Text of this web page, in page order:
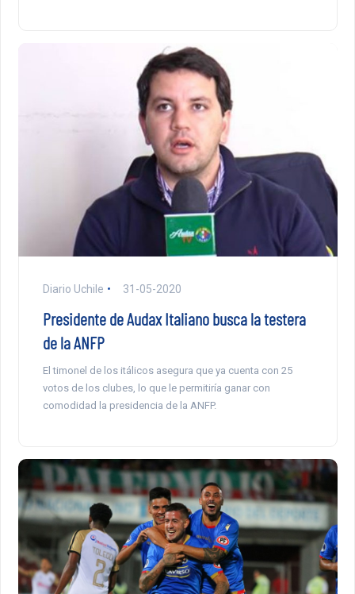
Diario Uchile 31-05-2020
Presidente de Audax Italiano busca la testera
de la ANFP
El timonel de los itálicos asegura que ya cuenta con 25
votos de los clubes, lo que le permitiría ganar con
comodidad la presidencia de la ANFP.